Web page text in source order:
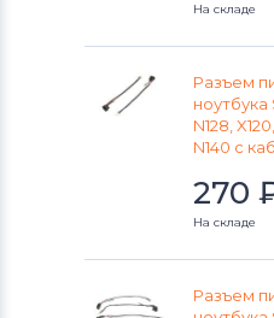
Fujitsu-Siemens
Разъемы питания
Разъемы питания
Разъемы питания
На складе
Разъем
ноутбука
N128,
N140 с
270
На складе
Разъем